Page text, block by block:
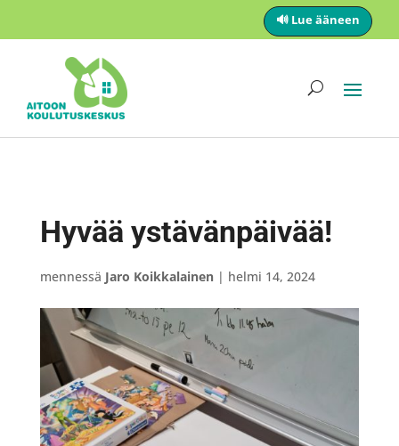
Hyvää ystävänpäivää!
mennessä Jaro Koikkalainen| helmi 14, 2024
🔊 Lue ääneen